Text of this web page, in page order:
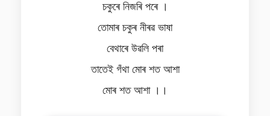
চকুৰে নিজৰি পৰে ।
তোমাৰ চকুৰ নীৰৱ ভাষা
বেথাৰে উৱলি পৰা
তাতেই গঁথা মোৰ শত আশা
মোৰ শত আশা ।।